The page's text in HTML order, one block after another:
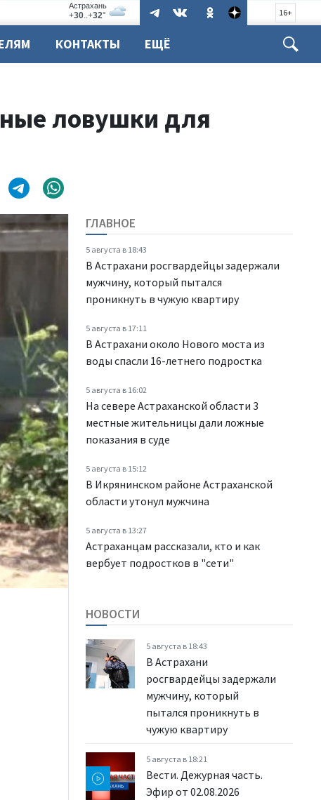
16+
КОНТАКТЫ ЕЩЁ
ловушки для
ГЛАВНОЕ
5 августа в 18:43
В Астрахани росгвардейцы задержали
мужчину, который пытался
проникнуть в чужую квартиру
5 августа в 17:11
В Астрахани около Нового моста из
воды спасли 16-летнего подростка
5 августа в 16:02
На севере Астраханской области 3
местные жительницы дали ложные
показания в суде
5 августа в 15:12
В Икрянинском районе Астраханской
области утонул мужчина
5 августа в 13:27
Астраханцам рассказали, кто и как
вербует подростков в "сети"
НОВОСТИ
5 августа в 18:43
В Астрахани
росгвардейцы задержали
мужчину, который
пытался проникнуть в
чужую квартиру
5 августа в 18:21
Вести. Дежурная часть.
Эфир от 02.08.2026